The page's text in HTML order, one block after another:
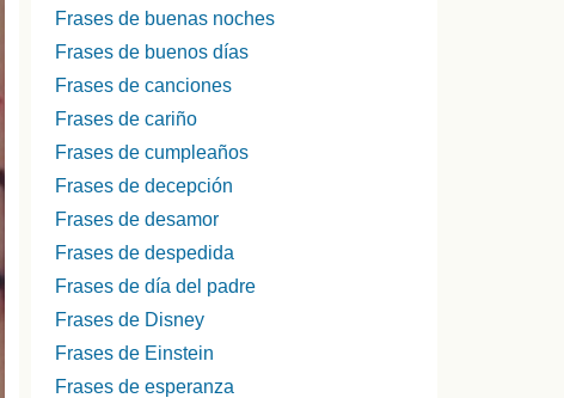
Frases de buenas noches
Frases de buenos días
Frases de canciones
Frases de cariño
Frases de cumpleaños
Frases de decepción
Frases de desamor
Frases de despedida
Frases de día del padre
Frases de Disney
Frases de Einstein
Frases de esperanza